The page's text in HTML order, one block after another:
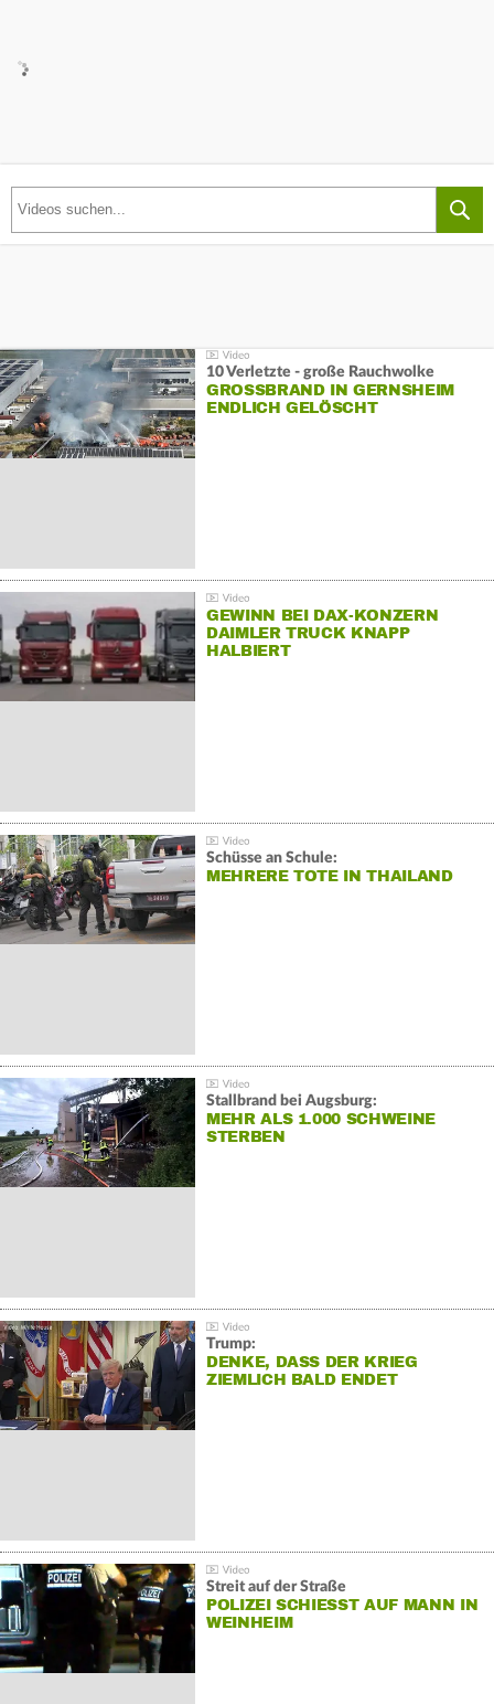
10 Verletzte - große Rauchwolke
GROSSBRAND IN GERNSHEIM E
NDLICH GELÖSCHT
GEWINN BEI DAX-KONZERN
DAIMLER TRUCK KNAPP
HALBIERT
Schüsse an Schule:
MEHRERE TOTE IN THAILAND
Stallbrand bei Augsburg:
MEHR ALS 1.000 SCHWEINE
STERBEN
Trump:
DENKE, DASS DER KRIEG
ZIEMLICH BALD ENDET
Streit auf der Straße
POLIZEI SCHIESST AUF MANN IN W
EINHEIM